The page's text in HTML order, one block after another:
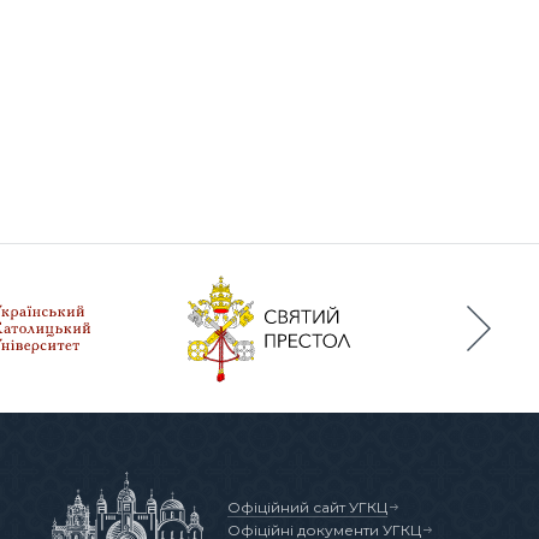
Офіційний сайт УГКЦ
Офіційні документи УГКЦ